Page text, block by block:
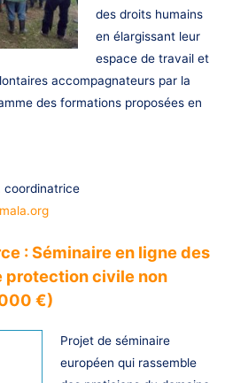
des droits humains
en élargissant leur
espace de travail et
accompagnateurs par la
des formations proposées en
coordinatrice
: Séminaire en ligne des
protection civile non
€)
Projet de séminaire
européen qui rassemble